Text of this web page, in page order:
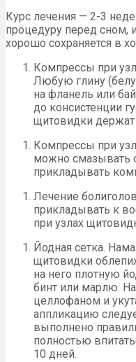
Курс лечения — 2-3
процедуру перед
хорошо сохраняется в
Компрессы при
Любую глину
на фланель или
до консистенции
щитовидки держат
Компрессы при
можно смазывать
прикладывать
Лечение
прикладывать к
при узлах
Йодная сетка.
щитовидки
на него плотную
бинт или марлю.
целлофаном и
аппликацию
выполнено
полностью
10 дней.